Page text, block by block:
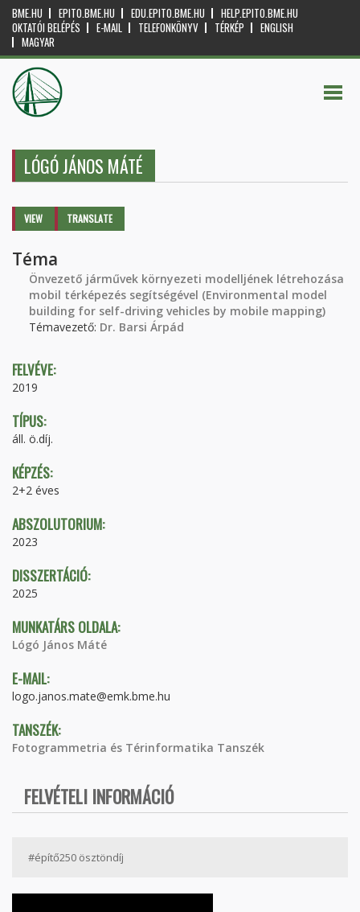
BME.HU EPITO.BME.HU EDU.EPITO.BME.HU
HELP.EPITO.BME.HU
OKTATÓI BELÉPÉS
E-MAIL TELEFONKÖNYV TÉRKÉP
ENGLISH
MAGYAR
LÓGÓ JÁNOS MÁTÉ
Primary tabs
VIEW (ACTIVETRANSLATE
Téma
Önvezető járművek környezeti modelljének létrehozása
mobil térképezés segítségével (Environmental model
building for self-driving vehicles by mobile mapping)
Témavezető: Dr. Barsi Árpád
FELVÉVE:
2019
TÍPUS:
áll. ö.díj.
KÉPZÉS:
2+2 éves
ABSZOLUTORIUM:
2023
DISSZERTÁCIÓ:
2025
MUNKATÁRS OLDALA:
Lógó János Máté
E-MAIL:
logo.janos.mate@emk.bme.hu
TANSZÉK:
Fotogrammetria és Térinformatika Tanszék
FELVÉTELI INFORMÁCIÓ
#építő250 ösztöndíj